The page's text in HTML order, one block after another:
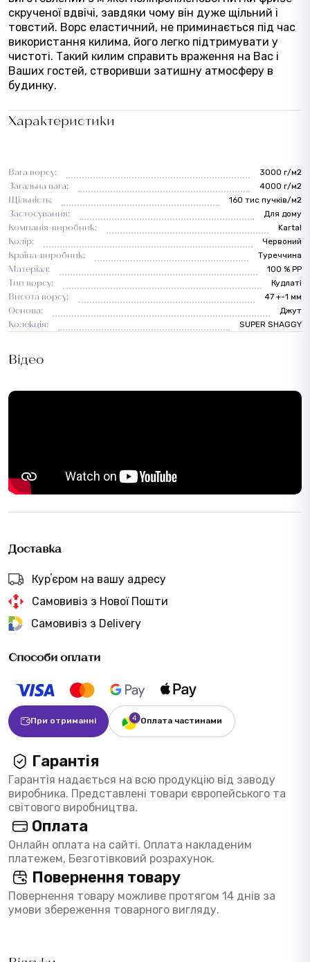
скрученої вдвічі, завдяки чому він дуже щільний і
товстий. Ворс еластичний, не приминається під час
використання килима, його легко підтримувати у
чистоті. Такий килим справить враження на Вас і
Ваших гостей, створивши затишну атмосферу в
будинку.
Характеристики
Вага ворсу:
3000 г/м2
Загальна вага:
4000 г/м2
Щільність:
160 тис пучків/м2
Застосування:
Для дому
Компанія-виробник:
Kartal
Колір:
Червоний
Країна-виробник:
Туреччина
Матеріал:
100 % PP
Тип ворсу:
Кудлаті
Висота ворсу:
47 +-1 мм
Основа:
Джут
Колекція:
SUPER SHAGGY
Відео
Доставка
Курʼєром на вашу адресу
Самовивіз з Нової Пошти
Самовивіз з Delivery
Способи оплати
При отриманні Оплата частинами
Гарантія
Гарантія надається на всю продукцію від заводу
виробника. Представлені товари європейського та
світового виробництва.
Оплата
Онлайн оплата на сайті. Оплата накладеним
платежем, Безготівковий розрахунок.
Повернення товару
Повернення товару можливе протягом 14 днів за
умови збереження товарного вигляду.